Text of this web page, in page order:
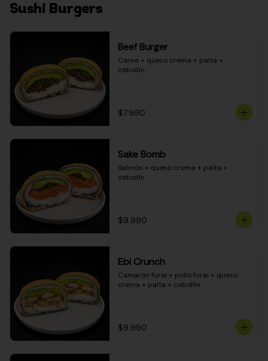
Sushi Burgers
Beef Burger
Carne + queso crema + palta +
cebollín
$7.990
Sake Bomb
Salmón + queso crema + palta +
cebollín
$9.990
Ebi Crunch
Camarón furai + pollo furai + queso
crema + palta + cebollín
$9.990